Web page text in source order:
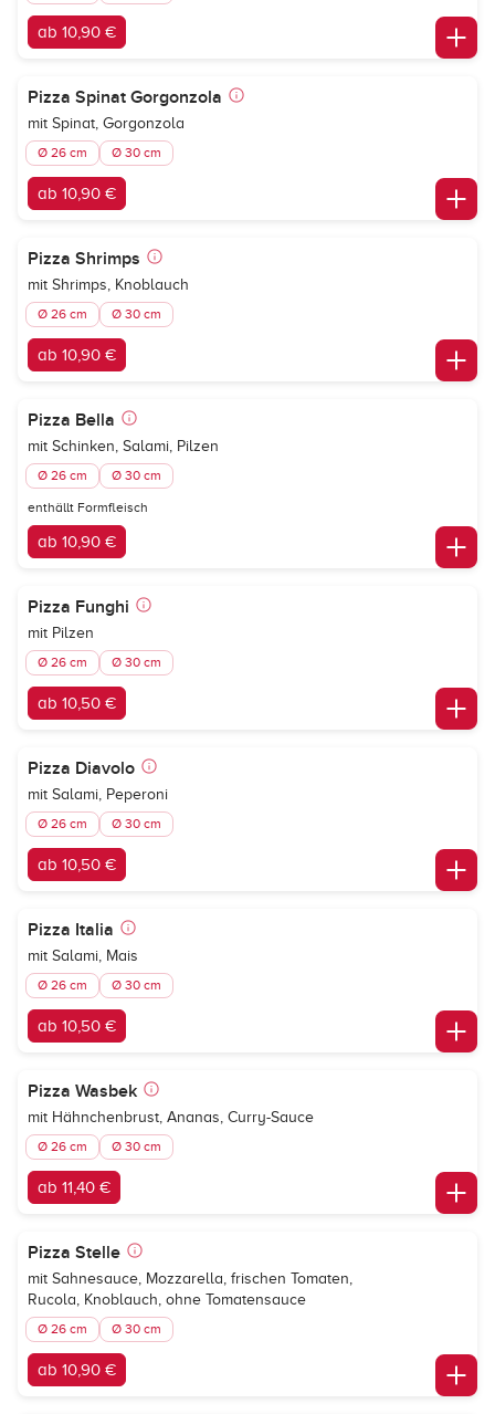
ab 10,90 €
Pizza Spinat Gorgonzola
mit Spinat, Gorgonzola
Ø 26 cm Ø 30 cm
ab 10,90 €
Pizza Shrimps
mit Shrimps, Knoblauch
Ø 26 cm Ø 30 cm
ab 10,90 €
Pizza Bella
mit Schinken, Salami, Pilzen
Ø 26 cm Ø 30 cm
enthällt Formfleisch
ab 10,90 €
Pizza Funghi
mit Pilzen
Ø 26 cm Ø 30 cm
ab 10,50 €
Pizza Diavolo
mit Salami, Peperoni
Ø 26 cm Ø 30 cm
ab 10,50 €
Pizza Italia
mit Salami, Mais
Ø 26 cm Ø 30 cm
ab 10,50 €
Pizza Wasbek
mit Hähnchenbrust, Ananas, Curry-Sauce
Ø 26 cm Ø 30 cm
ab 11,40 €
Pizza Stelle
mit Sahnesauce, Mozzarella, frischen Tomaten,
Rucola, Knoblauch, ohne Tomatensauce
Ø 26 cm Ø 30 cm
ab 10,90 €